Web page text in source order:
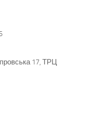
17, ТРЦ